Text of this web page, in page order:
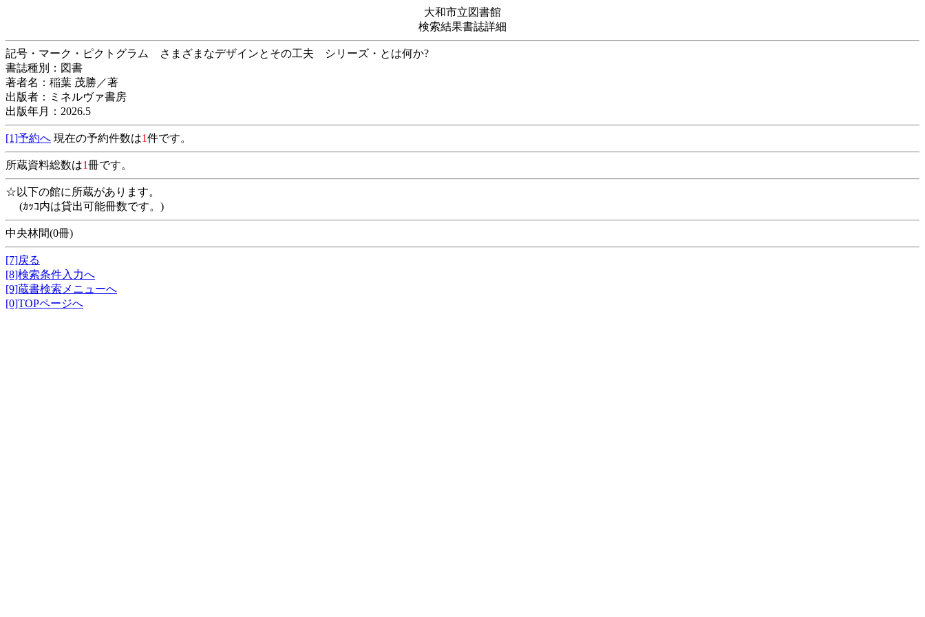
大和市立図書館
検索結果書誌詳細
記号・マーク・ピクトグラム さまざまなデザインとその工夫 シリーズ・とは何か?
書誌種別：図書
著者名：稲葉 茂勝／著
出版者：ミネルヴァ書房
出版年月：2026.5
[1]予約へ 現在の予約件数は1件です。
所蔵資料総数は1冊です。
☆以下の館に所蔵があります。
(ｶｯｺ内は貸出可能冊数です。)
中央林間(0冊)
[7]戻る
[8]検索条件入力へ
[9]蔵書検索メニューへ
[0]TOPページへ